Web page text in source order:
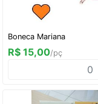
Boneca Mariana
R$ 15,00/pç